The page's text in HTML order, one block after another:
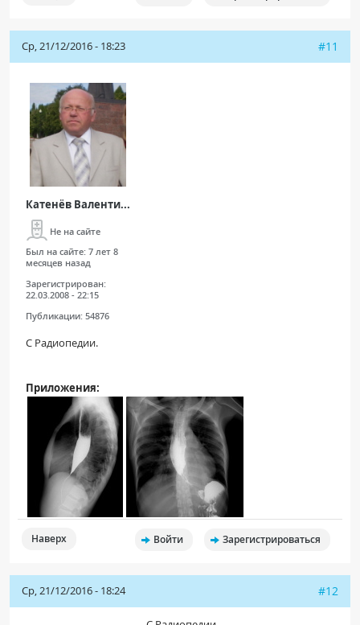
Ср, 21/12/2016 - 18:23 #11
Катенёв Валенти...
Не на сайте
Был на сайте: 7 лет 8
месяцев назад
Зарегистрирован:
22.03.2008 - 22:15
Публикации: 54876
С Радиопедии.
Приложения:
Наверх Войти Зарегистрироваться
Ср, 21/12/2016 - 18:24 #12